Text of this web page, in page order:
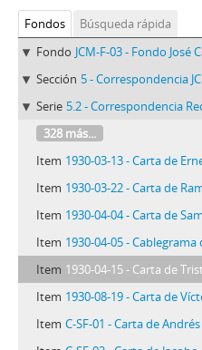
Fondos
Búsqueda rápida
Fondo JCM-F-03 - Fondo José
Sección 5 - Correspondencia
Serie 5.2 - Correspondencia
328 más...
Item 1930-03-13 - Carta de
Item 1930-03-22 - Carta de
Item 1930-04-04 - Carta de
Item 1930-04-05 -
Item 1930-04-15 - Carta de
Item 1930-08-19 - Carta de
Item C-SF-01 - Carta de